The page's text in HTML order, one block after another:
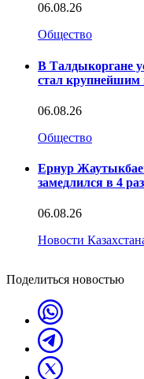
06.08.26
Общество
В Талдыкоргане
стал крупнейшим
06.08.26
Общество
Ернур
замедлился в 4
06.08.26
Новости
Поделиться новостью